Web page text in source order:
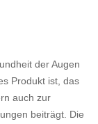
der Augen
Produkt ist, das
auch zur
beiträgt. Die